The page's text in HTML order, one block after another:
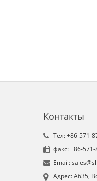
Контакты
Tел: +86-571-
факс: +86-
Email:
Aдрес: A635,